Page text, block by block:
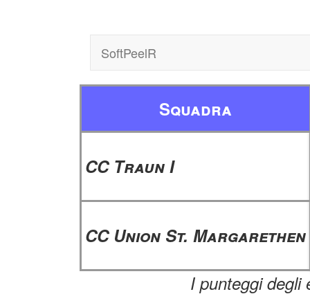
SoftPeelR
Squadra
CC Traun I
CC Union St. Margarethen
I punteggi degli